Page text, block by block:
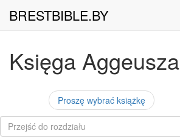
BRESTBIBLE.BY
Księga Aggeusza
Proszę wybrać książkę